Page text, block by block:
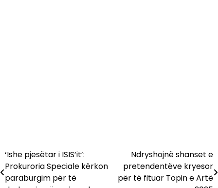
Lëvizje
te
‘Ishe pjesëtar i ISIS’it’:
Prokuroria Speciale kërkon
paraburgim për të
Ndryshojnë shanset e
pretendentëve kryesor
për të fituar Topin e Artë